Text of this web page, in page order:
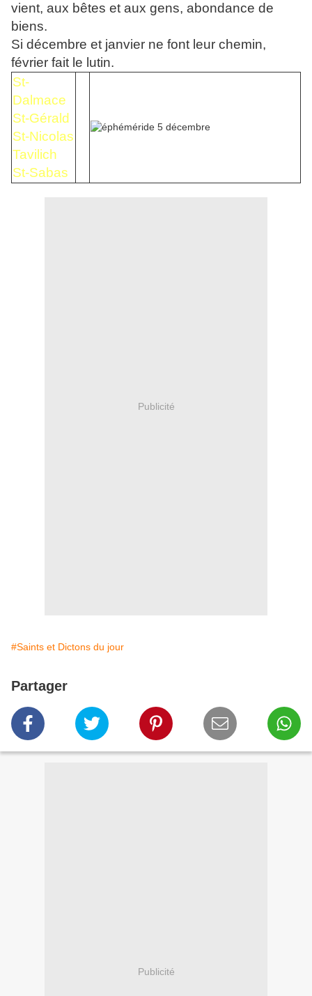
vient, aux bêtes et aux gens, abondance de
biens.
Si décembre et janvier ne font leur chemin,
février fait le lutin.
St-
Dalmace
St-Gérald
St-Nicolas
Tavilich
St-Sabas
Publicité
#Saints et Dictons du jour
Partager
Publicité